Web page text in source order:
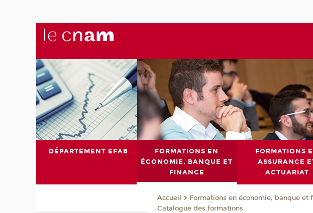
DÉPARTEMENT EFAB
FORMATIONS EN
ÉCONOMIE, BANQUE ET
FINANCE
FORMATIONS
ASSURANCE
ACTUARIAT
Accueil
Formations en économie, banque et
Catalogue des formations